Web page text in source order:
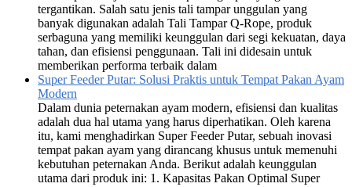
tergantikan. Salah satu jenis tali tampar unggulan yang
banyak digunakan adalah Tali Tampar Q-Rope, produk
serbaguna yang memiliki keunggulan dari segi kekuatan, daya
tahan, dan efisiensi penggunaan. Tali ini didesain untuk
memberikan performa terbaik dalam
Super Feeder Putar: Solusi Praktis untuk Tempat Pakan Ayam
Modern
Dalam dunia peternakan ayam modern, efisiensi dan kualitas
adalah dua hal utama yang harus diperhatikan. Oleh karena
itu, kami menghadirkan Super Feeder Putar, sebuah inovasi
tempat pakan ayam yang dirancang khusus untuk memenuhi
kebutuhan peternakan Anda. Berikut adalah keunggulan
utama dari produk ini: 1. Kapasitas Pakan Optimal Super